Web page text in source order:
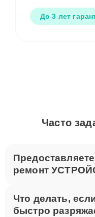
До 3 лет
Часто
ремонт
Что делать,
быстро